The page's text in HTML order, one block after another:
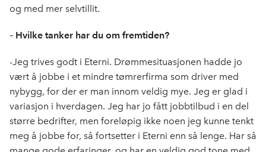
og med mer selvtillit.
– Hvilke tanker har du om fremtiden?
-Jeg trives godt i Eterni. Drømmesituasjonen hadde jo
vært å jobbe i et mindre tømrerfirma som driver med
nybygg, for der er man innom veldig mye. Jeg er glad i
variasjon i hverdagen. Jeg har jo fått jobbtilbud i en del
større bedrifter, men foreløpig ikke noen jeg kunne tenkt
meg å jobbe for, så fortsetter i Eterni enn så lenge. Har så